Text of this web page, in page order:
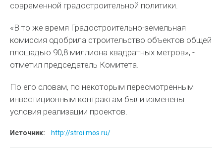
современной градостроительной политики.
«В то же время Градостроительно-земельная
комиссия одобрила строительство объектов общей
площадью 90,8 миллиона квадратных метров», -
отметил председатель Комитета.
По его словам, по некоторым пересмотренным
инвестиционным контрактам были изменены
условия реализации проектов.
Источник: http://stroi.mos.ru/